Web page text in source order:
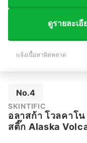
ดูรายละเ
แจ้งเนื้อหาผิดพลาด
No.4
SKINTIFIC
อลาสก้า โวลคาโ
สติ๊ก Alaska